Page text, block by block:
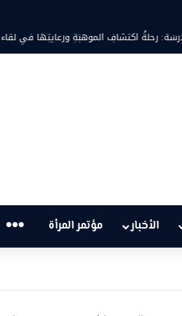
رحلةُ اكتشافِ الموهبَةِ ورعايتِهَا في
الأخبار مؤتمر المرأة …